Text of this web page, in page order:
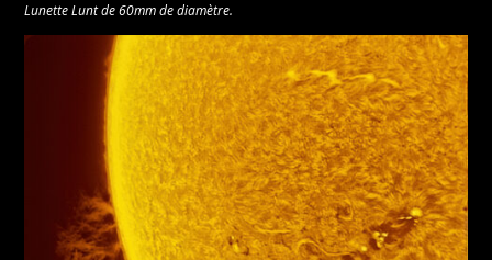
Lunette Lunt de 60mm de diamètre.